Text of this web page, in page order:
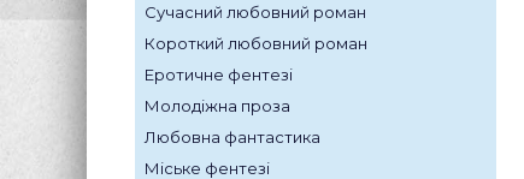
Сучасний любовний роман
Короткий любовний роман
Еротичне фентезі
Молодіжна проза
Любовна фантастика
Міське фентезі